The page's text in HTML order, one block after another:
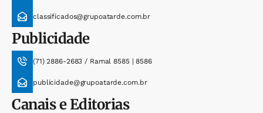
classificados@grupoatarde.com.br
Publicidade
(71) 2886-2683 / Ramal 8585 | 8586
publicidade@grupoatarde.com.br
Canais e Editorias